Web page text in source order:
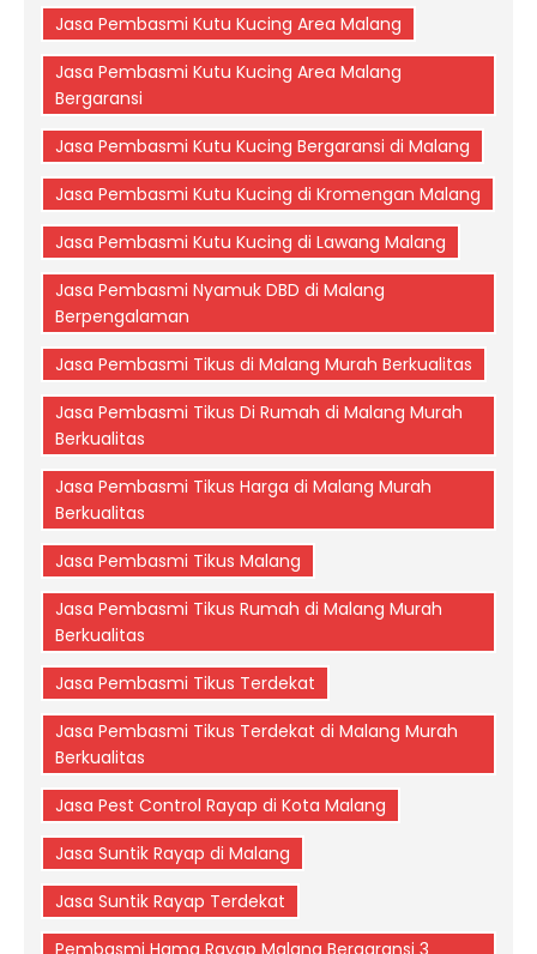
Jasa Pembasmi Kutu Kucing Area Malang
Jasa Pembasmi Kutu Kucing Area Malang
Bergaransi
Jasa Pembasmi Kutu Kucing Bergaransi di Malang
Jasa Pembasmi Kutu Kucing di Kromengan Malang
Jasa Pembasmi Kutu Kucing di Lawang Malang
Jasa Pembasmi Nyamuk DBD di Malang
Berpengalaman
Jasa Pembasmi Tikus di Malang Murah Berkualitas
Jasa Pembasmi Tikus Di Rumah di Malang Murah
Berkualitas
Jasa Pembasmi Tikus Harga di Malang Murah
Berkualitas
Jasa Pembasmi Tikus Malang
Jasa Pembasmi Tikus Rumah di Malang Murah
Berkualitas
Jasa Pembasmi Tikus Terdekat
Jasa Pembasmi Tikus Terdekat di Malang Murah
Berkualitas
Jasa Pest Control Rayap di Kota Malang
Jasa Suntik Rayap di Malang
Jasa Suntik Rayap Terdekat
Pembasmi Hama Rayap Malang Bergaransi 3